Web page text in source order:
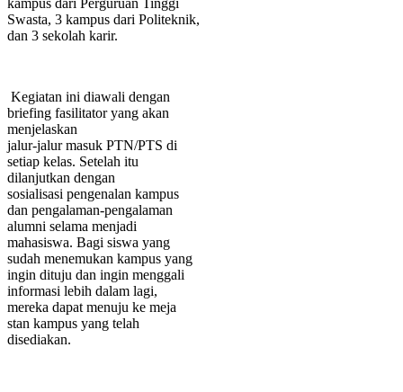
kampus dari Perguruan Tinggi
Swasta, 3 kampus dari Politeknik,
dan 3 sekolah karir.
Kegiatan ini diawali dengan
briefing fasilitator yang akan
menjelaskan
jalur-jalur masuk PTN/PTS di
setiap kelas. Setelah itu
dilanjutkan dengan
sosialisasi pengenalan kampus
dan pengalaman-pengalaman
alumni selama menjadi
mahasiswa. Bagi siswa yang
sudah menemukan kampus yang
ingin dituju dan ingin menggali
informasi lebih dalam lagi,
mereka dapat menuju ke meja
stan kampus yang telah
disediakan.